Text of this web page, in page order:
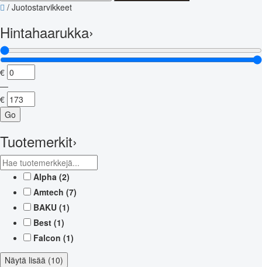
/ Juotostarvikkeet
Hintahaarukka›
€
—
€
Go
Tuotemerkit›
Alpha (2)
Amtech (7)
BAKU (1)
Best (1)
Falcon (1)
Näytä lisää (10)